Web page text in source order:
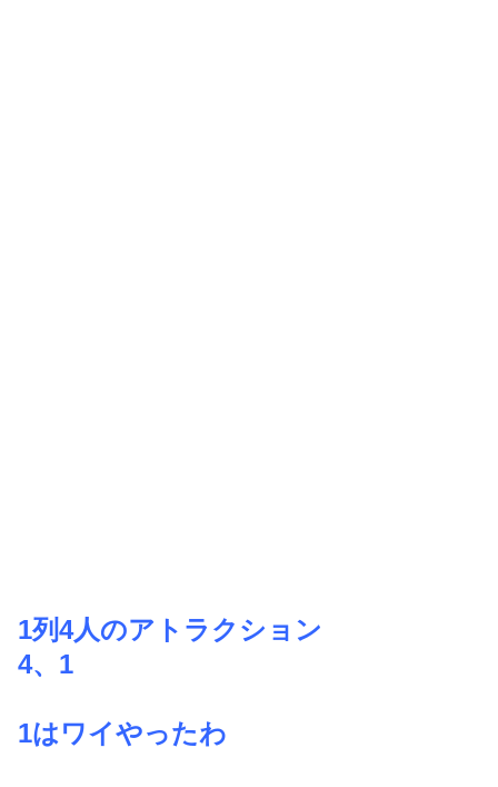
1列4人のアトラクション
4、1
1はワイやったわ